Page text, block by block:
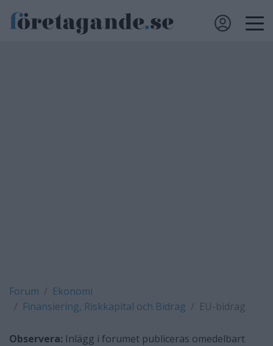
Forum
Ekonomi
Finansiering, Riskkapital och Bidrag
EU-bidrag
Observera: Inlägg i forumet publiceras omedelbart